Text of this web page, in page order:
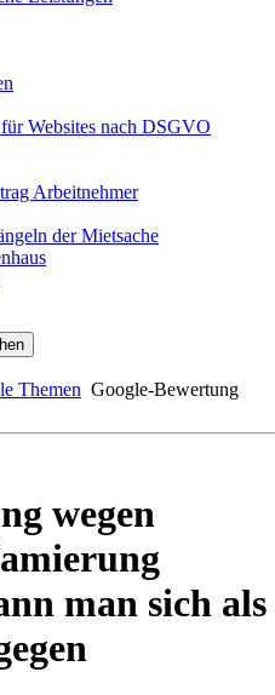
Websites nach DSGVO
Arbeitnehmer
der Mietsache
Themen Google-Bewertung
wegen
man sich als